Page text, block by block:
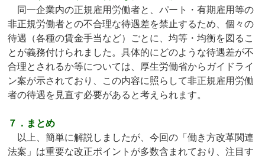
同一企業内の正規雇用労働者と、パート・有期雇用等の
非正規労働者との不合理な待遇差を禁止するため、個々の
待遇（各種の賃金手当など）ごとに、均等・均衡を図るこ
とが義務付けられました。具体的にどのような待遇差が不
合理とされるか等については、厚生労働省からガイドライ
ン案が示されており、この内容に照らして非正規雇用労働
者の待遇を見直す必要があると考えられます。
７．まとめ
以上、簡単に解説しましたが、今回の「働き方改革関連
法案」は重要な改正ポイントが多数含まれており、注目す